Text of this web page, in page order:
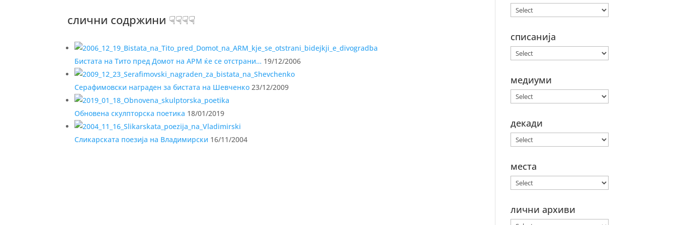
слични содржини ☟☟☟☟
Бистата на Тито пред Домот на АРМ ќе се отстрани… 19/12/2006
Серафимовски награден за бистата на Шевченко 23/12/2009
Обновена скулпторска поетика 18/01/2019
Сликарската поезија на Владимирски 16/11/2004
списанија
медиуми
декади
места
лични архиви